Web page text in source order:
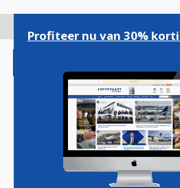
gaan
Magazine Podcasts
Profiteer nu van 30%